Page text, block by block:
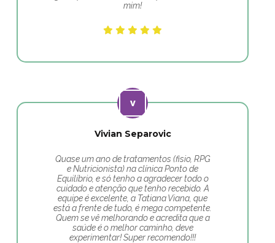
mim!
Vivian Separovic
Quase um ano de tratamentos (fisio, RPG
e Nutricionista) na clínica Ponto de
Equilíbrio, e só tenho a agradecer todo o
cuidado e atenção que tenho recebido. A
equipe é excelente, a Tatiana Viana, que
está a frente de tudo, é mega competente.
Quem se vê melhorando e acredita que a
saúde é o melhor caminho, deve
experimentar! Super recomendo!!!